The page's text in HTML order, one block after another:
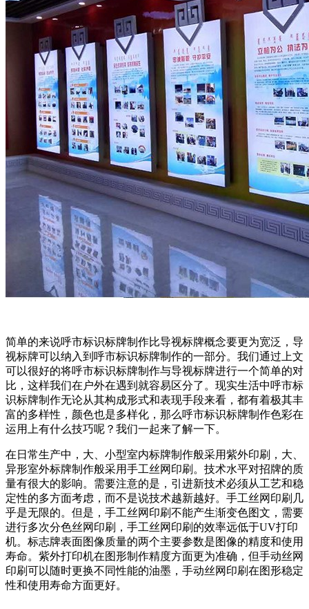
简单的来说呼市标识标牌制作比导视标牌概念要更为宽泛，导
视标牌可以纳入到呼市标识标牌制作的一部分。我们通过上文
可以很好的将呼市标识标牌制作与导视标牌进行一个简单的对
比，这样我们在户外在遇到就容易区分了。现实生活中呼市标
识标牌制作无论从其构成形式和表现手段来看，都有着极其丰
富的多样性，颜色也是多样化，那么呼市标识标牌制作色彩在
运用上有什么技巧呢？我们一起来了解一下。
在日常生产中，大、小型室内标牌制作般采用紫外印刷，大、
异形室外标牌制作般采用手工丝网印刷。技术水平对招牌的质
量有很大的影响。需要注意的是，引进新技术必须从工艺和稳
定性的多方面考虑，而不是说技术越新越好。手工丝网印刷几
乎是无限的。但是，手工丝网印刷不能产生渐变色图文，需要
进行多次分色丝网印刷，手工丝网印刷的效率远低于UV打印
机。标志牌表面图像质量的两个主要参数是图像的精度和使用
寿命。紫外打印机在图形制作精度方面更为准确，但手动丝网
印刷可以随时更换不同性能的油墨，手动丝网印刷在图形稳定
性和使用寿命方面更好。